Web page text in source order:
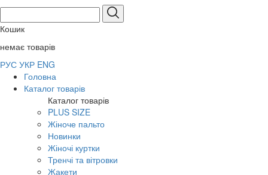
Кошик
немає товарів
РУС УКР ENG
Головна
Каталог товарів
Каталог товарів
PLUS SIZE
Жіноче пальто
Новинки
Жіночі куртки
Тренчі та вітровки
Жакети